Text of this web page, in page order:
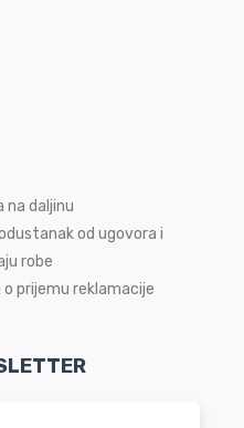
na daljinu
od ugovora i
robe
prijemu reklamacije